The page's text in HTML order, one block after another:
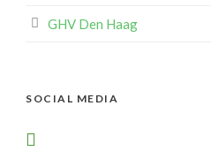
GHV Den Haag
SOCIAL MEDIA